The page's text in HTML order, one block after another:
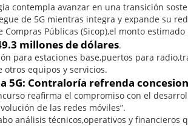
contempla avanzar en una transición
de 5G mientras integra y expande su red
Públicas (Sicop),el monto
millones de dólares.
para estaciones base,puertos para
otros equipos y servicios.
5G: Contraloría refrenda
reafirma el compromiso con el
de las redes móviles”.
análisis técnicos,operativos y financieros